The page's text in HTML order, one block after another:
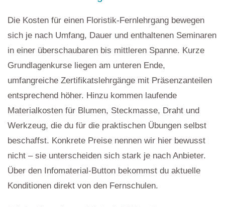
Die Kosten für einen Floristik-Fernlehrgang bewegen
sich je nach Umfang, Dauer und enthaltenen Seminaren
in einer überschaubaren bis mittleren Spanne. Kurze
Grundlagenkurse liegen am unteren Ende,
umfangreiche Zertifikatslehrgänge mit Präsenzanteilen
entsprechend höher. Hinzu kommen laufende
Materialkosten für Blumen, Steckmasse, Draht und
Werkzeug, die du für die praktischen Übungen selbst
beschaffst. Konkrete Preise nennen wir hier bewusst
nicht – sie unterscheiden sich stark je nach Anbieter.
Über den Infomaterial-Button bekommst du aktuelle
Konditionen direkt von den Fernschulen.